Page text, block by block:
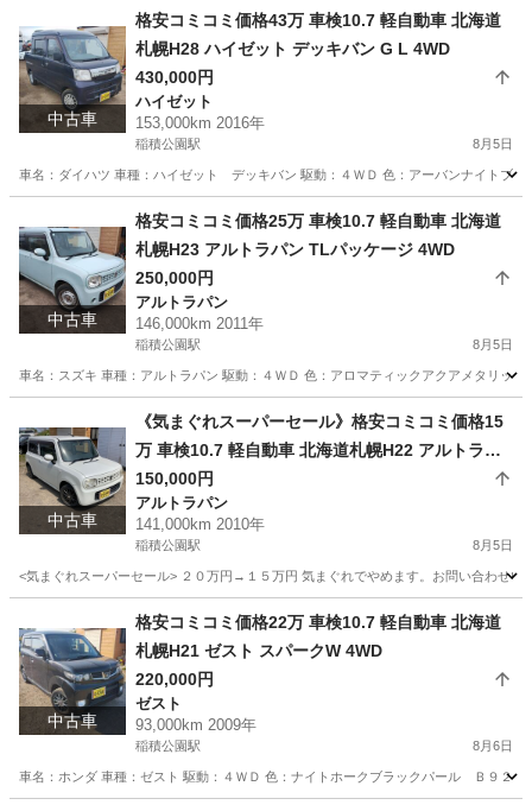
中古車
格安コミコミ価格43万 車検10.7 軽自動車 北海道
札幌H28 ハイゼット デッキバン G L 4WD
430,000円
ハイゼット
153,000km 2016年
稲積公園駅 8月5日
車名：ダイハツ 車種：ハイゼット デッキバン 駆動：４ＷＤ 色：アーバンナイトブ
稲積公園駅 ハイゼット
中古車
格安コミコミ価格25万 車検10.7 軽自動車 北海道
札幌H23 アルトラパン TLパッケージ 4WD
250,000円
アルトラパン
146,000km 2011年
稲積公園駅 8月5日
車名：スズキ 車種：アルトラパン 駆動：４ＷＤ 色：アロマティックアクアメタリッ
稲積公園駅 アルトラパン 預かり金
中古車
《気まぐれスーパーセール》格安コミコミ価格15
万 車検10.7 軽自動車 北海道札幌H22 アルトラパ
ン 4WD
150,000円
アルトラパン
141,000km 2010年
稲積公園駅 8月5日
<気まぐれスーパーセール> ２０万円→１５万円 気まぐれでやめます。お問い合わせ
稲積公園駅 アルトラパン 預かり金
中古車
格安コミコミ価格22万 車検10.7 軽自動車 北海道
札幌H21 ゼスト スパークW 4WD
220,000円
ゼスト
93,000km 2009年
稲積公園駅 8月6日
車名：ホンダ 車種：ゼスト 駆動：４ＷＤ 色：ナイトホークブラックパール Ｂ９２